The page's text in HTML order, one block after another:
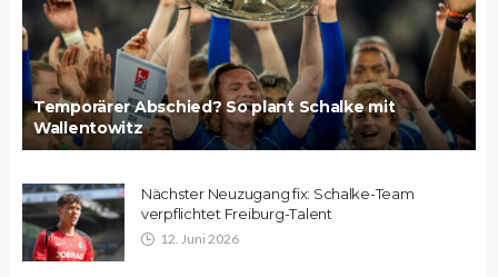
Temporärer Abschied? So plant Schalke mit
Wallentowitz
Nächster Neuzugang fix: Schalke-Team
verpflichtet Freiburg-Talent
12. Juni 2026